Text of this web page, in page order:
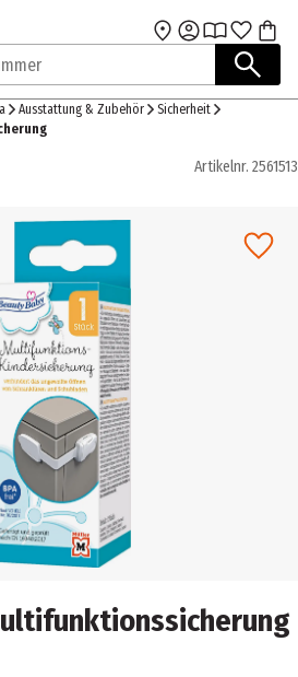
Zum Hauptinhalt
Ausstattung & Zubehör
Sicherheit
Artikelnr. 2561513